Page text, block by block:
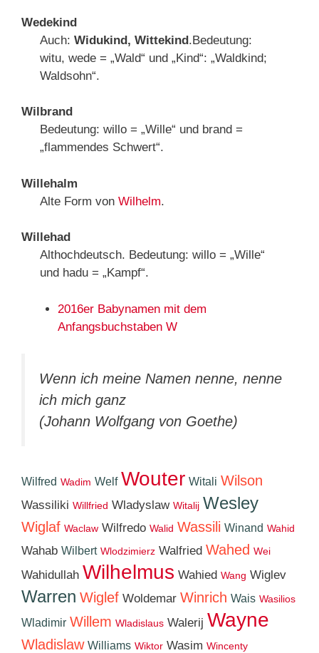
Wedekind
Auch: Widukind, Wittekind.Bedeutung:
witu, wede = „Wald“ und „Kind“: „Waldkind;
Waldsohn“.
Wilbrand
Bedeutung: willo = „Wille“ und brand =
„flammendes Schwert“.
Willehalm
Alte Form von Wilhelm.
Willehad
Althochdeutsch. Bedeutung: willo = „Wille“
und hadu = „Kampf“.
2016er Babynamen mit dem
Anfangsbuchstaben W
Wenn ich meine Namen nenne, nenne
ich mich ganz
(Johann Wolfgang von Goethe)
Wilfred Wadim Welf Wouter Witali Wilson
Wassiliki Willfried Wladyslaw Witalij Wesley
Wiglaf Waclaw Wilfredo Walid Wassili Winand Wahid
Wahab Wilbert Wlodzimierz Walfried Wahed Wei
Wahidullah Wilhelmus Wahied Wang Wiglev
Warren Wiglef Woldemar Winrich Wais Wasilios
Wladimir Willem Wladislaus Walerij Wayne
Wladislaw Williams Wiktor Wasim Wincenty